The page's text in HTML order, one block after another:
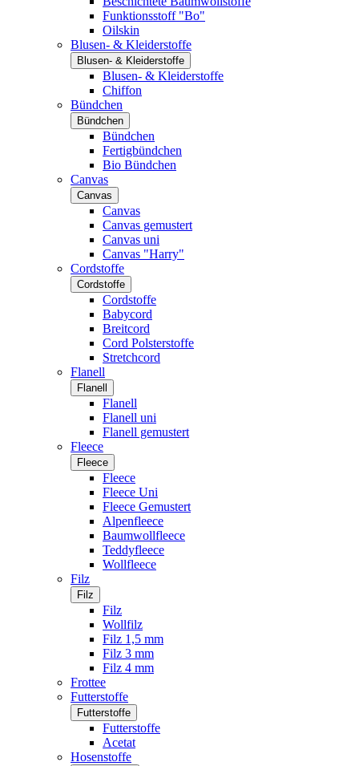
Funktionsstoff "Bo"
Oilskin
Blusen- & Kleiderstoffe
Blusen- & Kleiderstoffe
Blusen- & Kleiderstoffe
Chiffon
Bündchen
Bündchen
Bündchen
Fertigbündchen
Bio Bündchen
Canvas
Canvas
Canvas
Canvas gemustert
Canvas uni
Canvas "Harry"
Cordstoffe
Cordstoffe
Cordstoffe
Babycord
Breitcord
Cord Polsterstoffe
Stretchcord
Flanell
Flanell
Flanell
Flanell uni
Flanell gemustert
Fleece
Fleece
Fleece
Fleece Uni
Fleece Gemustert
Alpenfleece
Baumwollfleece
Teddyfleece
Wollfleece
Filz
Filz
Filz
Wollfilz
Filz 1,5 mm
Filz 3 mm
Filz 4 mm
Frottee
Futterstoffe
Futterstoffe
Futterstoffe
Acetat
Hosenstoffe